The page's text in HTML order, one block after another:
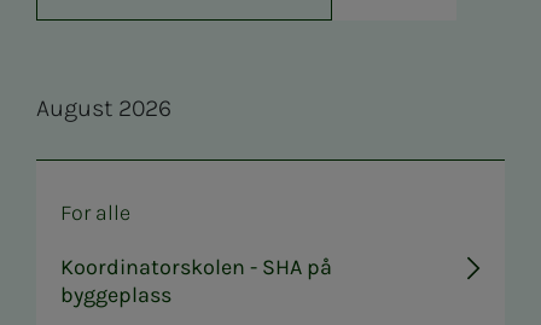
Au­­­gust 2026
For alle
Koordinatorskolen - SHA på
byggeplass